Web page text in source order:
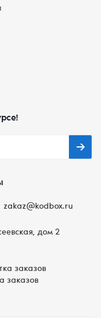
zakaz@kodbox.ru
дом 2
заказов
заказов